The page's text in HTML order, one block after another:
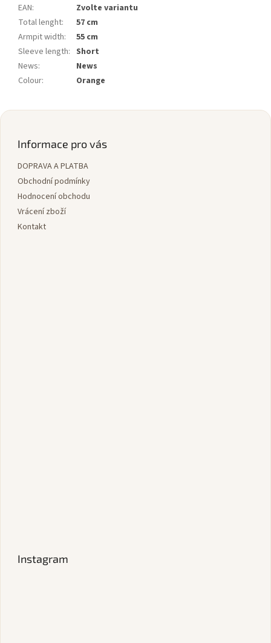
EAN:
Zvolte variantu
Total lenght:
57 cm
Armpit width:
55 cm
Sleeve length: Short
News:
News
Colour: Orange
Z
Informace pro vás
DOPRAVA A PLATBA
Obchodní podmínky
Hodnocení obchodu
Vrácení zboží
Kontakt
Instagram